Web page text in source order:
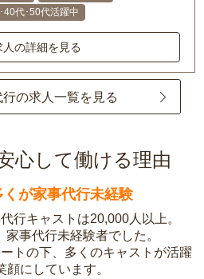
40代･50代活躍中
人の詳細を見る
の求人一覧を見る
心して働ける理由
が家事代行未経験
行キャストは20,000人以上。
家事代行未経験者でした。
トの下、多くのキャストが活躍
にしています。